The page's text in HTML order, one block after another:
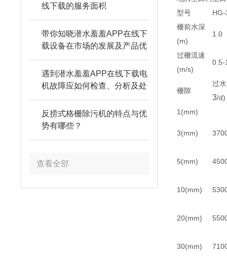
线下载的服务面积
带你知晓潜水羞羞APP在线下
载设备在市场的发展及产品优
势
遇到潜水羞羞APP在线下载电
机故障应如何检查、分析及处
理
反捞式格栅除污机的特点与优
势有哪些？
查看全部
型号
栅前水深
(m)
1.0
过栅流速
(m/s)
0.5-
栅隙
过
3/d)
1(mm)
3(mm)
5(mm)
10(mm)
20(mm)
30(mm)